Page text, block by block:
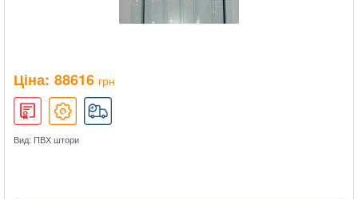
Ціна: 88616 грн
Вид: ПВХ штори